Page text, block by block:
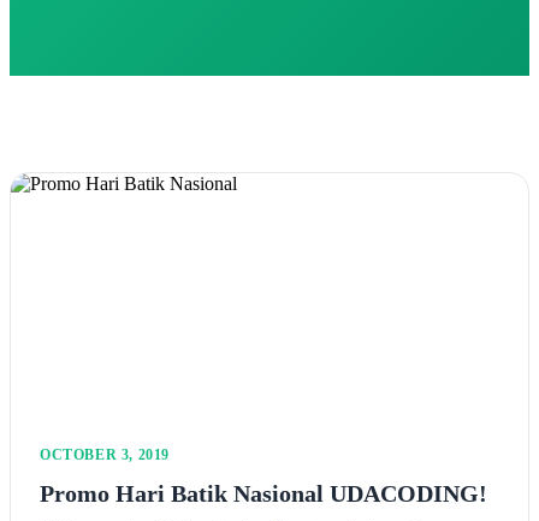
OCTOBER 3, 2019
Promo Hari Batik Nasional UDACODING!